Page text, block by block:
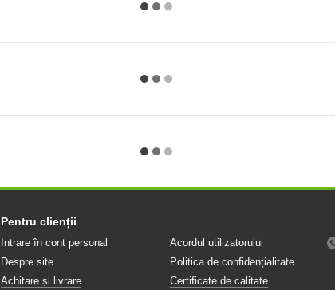
Pentru clienții
Intrare în cont personal
Despre site
Achitare și livrare
Acordul utilizatorului
Politica de confidențialitate
Certificate de calitate